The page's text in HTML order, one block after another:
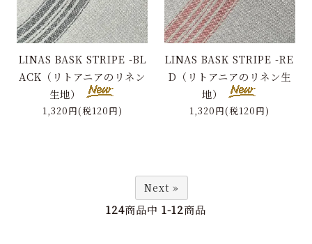
LINAS BASK STRIPE -BL
ACK（リトアニアのリネン
生地）
1,320円(税120円)
LINAS BASK STRIPE -RE
D（リトアニアのリネン生
地）
1,320円(税120円)
Next »
124商品中 1-12商品